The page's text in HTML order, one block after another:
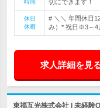
時間 切にできます！
休日
休暇
# ＼＼ 年間休日
み）* 祝日※3～4
求人詳細を見
東福互光株式会社 | 未経験